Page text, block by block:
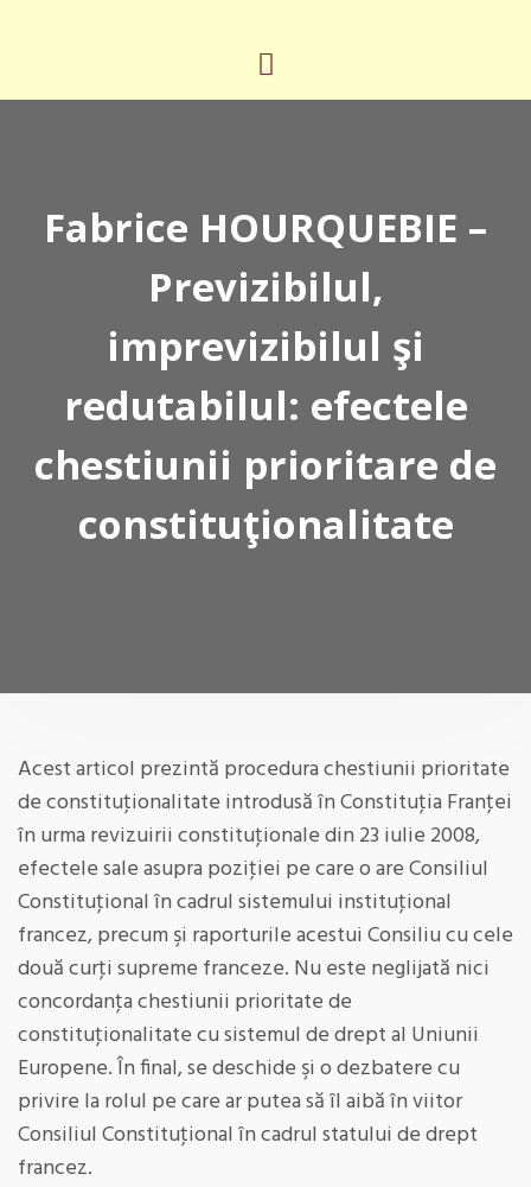
Fabrice HOURQUEBIE –
Previzibilul,
imprevizibilul şi
redutabilul: efectele
chestiunii prioritare de
constituţionalitate
Acest articol prezintă procedura chestiunii prioritate
de constituţionalitate introdusă în Constituţia Franţei
în urma revizuirii constituţionale din 23 iulie 2008,
efectele sale asupra poziţiei pe care o are Consiliul
Constituţional în cadrul sistemului instituţional
francez, precum şi raporturile acestui Consiliu cu cele
două curţi supreme franceze. Nu este neglijată nici
concordanţa chestiunii prioritate de
constituţionalitate cu sistemul de drept al Uniunii
Europene. În final, se deschide şi o dezbatere cu
privire la rolul pe care ar putea să îl aibă în viitor
Consiliul Constituţional în cadrul statului de drept
francez.